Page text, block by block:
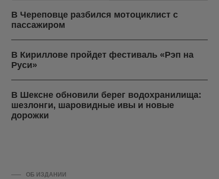
В Череповце разбился мотоциклист с
пассажиром
В Кириллове пройдет фестиваль «Рэп на
Руси»
В Шексне обновили берег водохранилища:
шезлонги, шаровидные ивы и новые
дорожки
ОБ ИЗДАНИИ